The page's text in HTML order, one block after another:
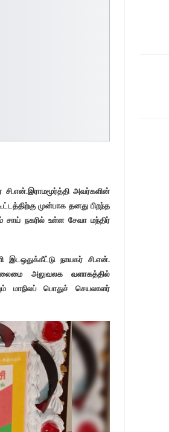
அவர்களின்
முன்பாக தனது பிறந்த
சாய் நகரில் உள்ள சேவா மந்திர்
இடஒதுக்கீட்டு நாயகர் சி.என்.
அலுவலக வளாகத்தில்
மாநிலப் பொதுச் செயலாளர்